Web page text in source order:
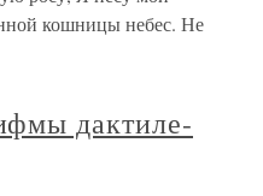
кошницы небес. Не
дактиле-